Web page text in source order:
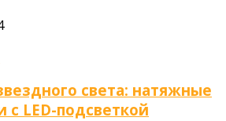
света: натяжные
с LED-подсветкой